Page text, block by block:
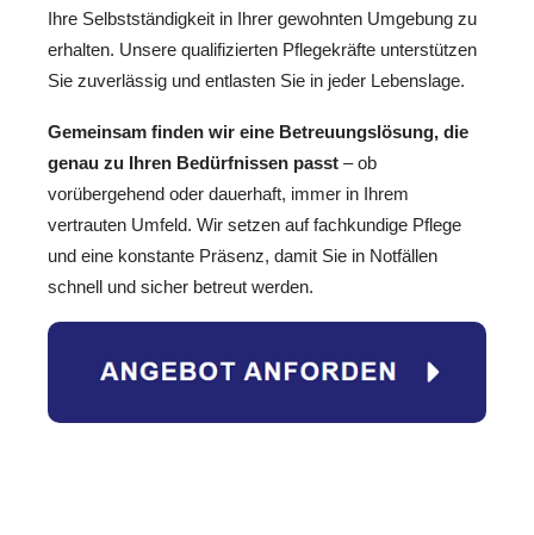
Ihre Selbstständigkeit in Ihrer gewohnten Umgebung zu
erhalten. Unsere qualifizierten Pflegekräfte unterstützen
Sie zuverlässig und entlasten Sie in jeder Lebenslage.
Gemeinsam finden wir eine Betreuungslösung, die
genau zu Ihren Bedürfnissen passt – ob
vorübergehend oder dauerhaft, immer in Ihrem
vertrauten Umfeld. Wir setzen auf fachkundige Pflege
und eine konstante Präsenz, damit Sie in Notfällen
schnell und sicher betreut werden.